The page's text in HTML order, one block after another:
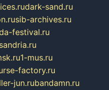
dark-sand.ru
sib-archives.ru
festival.ru
1-mus.ru
factory.ru
jun.rubandamn.ru